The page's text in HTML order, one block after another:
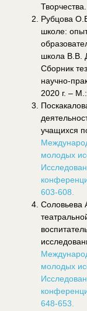
Рубцова
школе:
школа В.В.
Сборник
научно-
2020 г. –
учащихся
молодых
603-608.
Соловьева
молодых
648-653.